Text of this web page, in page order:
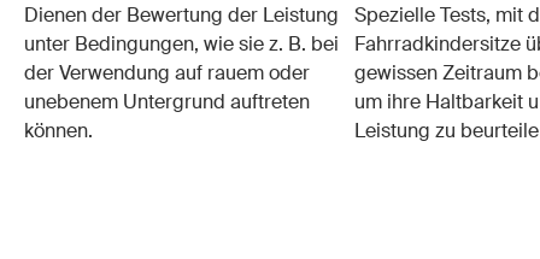
Dienen der Bewertung der Leistung
unter Bedingungen, wie sie z. B. bei
der Verwendung auf rauem oder
unebenem Untergrund auftreten
können.
Spezielle Tests, mit
Fahrradkindersitze
gewissen Zeitraum
um ihre Haltbarkeit
Leistung zu